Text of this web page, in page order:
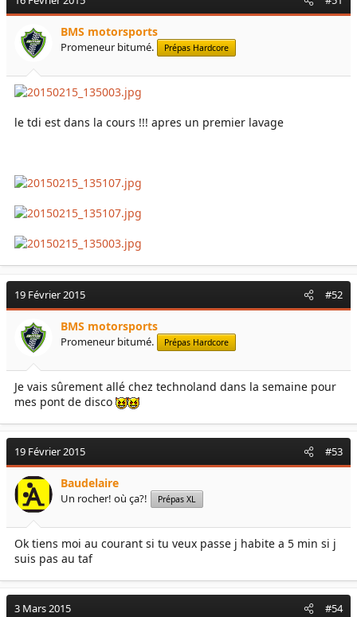
d
e
l
i
s
u
i
o
d
é
b
BMS motorsports
Promeneur bitumé. Prépas Hardcore
le tdi est dans la cours !!! apres un premier lavage
19 Février 2015 #52
BMS motorsports
Promeneur bitumé. Prépas Hardcore
Je vais sûrement allé chez technoland dans la semaine pour
mes pont de disco
19 Février 2015 #53
Baudelaire
Un rocher! où ça?! Prépas XL
Ok tiens moi au courant si tu veux passe j habite a 5 min si j
suis pas au taf
3 Mars 2015 #54